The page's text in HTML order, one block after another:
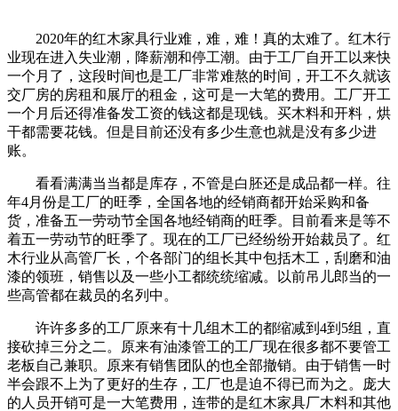
2020年的红木家具行业难，难，难！真的太难了。红木行
业现在进入失业潮，降薪潮和停工潮。由于工厂自开工以来快
一个月了，这段时间也是工厂非常难熬的时间，开工不久就该
交厂房的房租和展厅的租金，这可是一大笔的费用。工厂开工
一个月后还得准备发工资的钱这都是现钱。买木料和开料，烘
干都需要花钱。但是目前还没有多少生意也就是没有多少进
账。
看看满满当当都是库存，不管是白胚还是成品都一样。往
年4月份是工厂的旺季，全国各地的经销商都开始采购和备
货，准备五一劳动节全国各地经销商的旺季。目前看来是等不
着五一劳动节的旺季了。现在的工厂已经纷纷开始裁员了。红
木行业从高管厂长，个各部门的组长其中包括木工，刮磨和油
漆的领班，销售以及一些小工都统统缩减。以前吊儿郎当的一
些高管都在裁员的名列中。
许许多多的工厂原来有十几组木工的都缩减到4到5组，直
接砍掉三分之二。原来有油漆管工的工厂现在很多都不要管工
老板自己兼职。原来有销售团队的也全部撤销。由于销售一时
半会跟不上为了更好的生存，工厂也是迫不得已而为之。庞大
的人员开销可是一大笔费用，连带的是红木家具厂木料和其他